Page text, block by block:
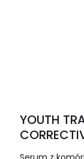
YOUTH